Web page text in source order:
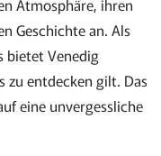
Geschichte an. Als
bietet Venedig
zu entdecken gilt. Das
eine unvergessliche